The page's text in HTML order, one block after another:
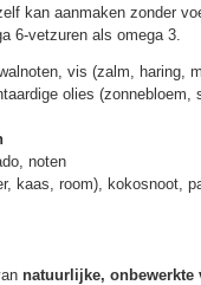
kan aanmaken zonder
6-vetzuren als omega 3.
vis (zalm, haring,
olies (zonnebloem,
noten
kaas, room), kokosnoot,
natuurlijke, onbewerkte